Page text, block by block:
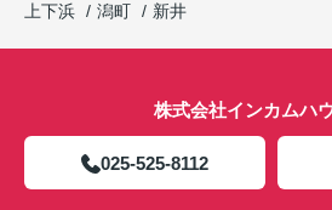
上下浜
潟町 新井
株式会社インカムハ
025-525-8112